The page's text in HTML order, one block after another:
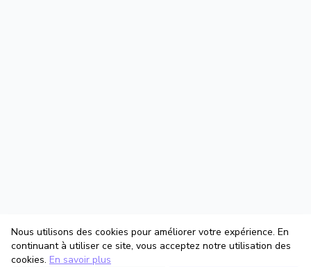
Nous utilisons des cookies pour améliorer votre expérience. En
continuant à utiliser ce site, vous acceptez notre utilisation des
cookies. En savoir plus